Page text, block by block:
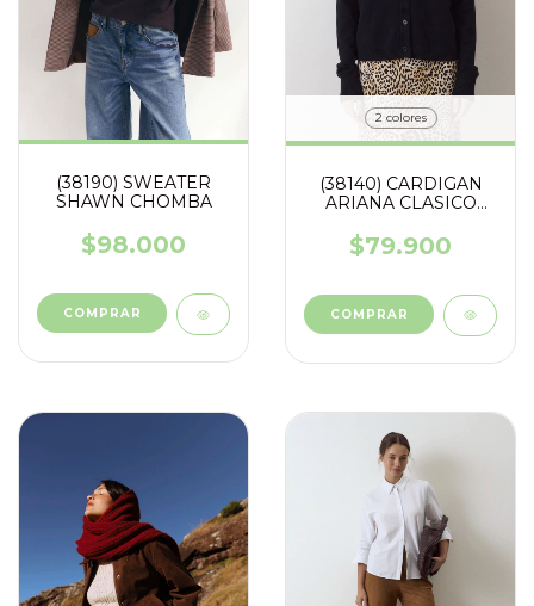
(38190) SWEATER
SHAWN CHOMBA
$98.000
COMPRAR
2 colores
(38140) CARDIGAN
ARIANA CLASICO
$79.900
COMPRAR